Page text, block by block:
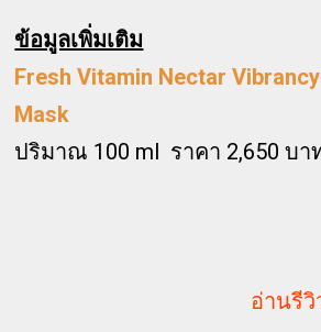
ข้อมูลเพิ่มเติม
Fresh Vitamin Nectar
Mask
ปริมาณ 100 ml ราคา 2,650 บา
อ่านรี